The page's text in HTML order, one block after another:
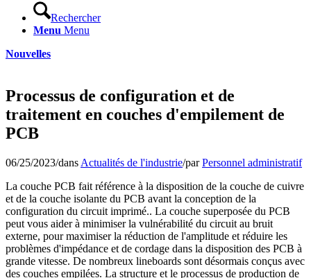
Rechercher
Menu Menu
Nouvelles
Processus de configuration et de
traitement en couches d'empilement de
PCB
06/25/2023/dans Actualités de l'industrie/parPersonnel administratif
La couche PCB fait référence à la disposition de la couche de cuivre
et de la couche isolante du PCB avant la conception de la
configuration du circuit imprimé.. La couche superposée du PCB
peut vous aider à minimiser la vulnérabilité du circuit au bruit
externe, pour maximiser la réduction de l'amplitude et réduire les
problèmes d'impédance et de cordage dans la disposition des PCB à
grande vitesse. De nombreux lineboards sont désormais conçus avec
des couches empilées. La structure et le processus de production de